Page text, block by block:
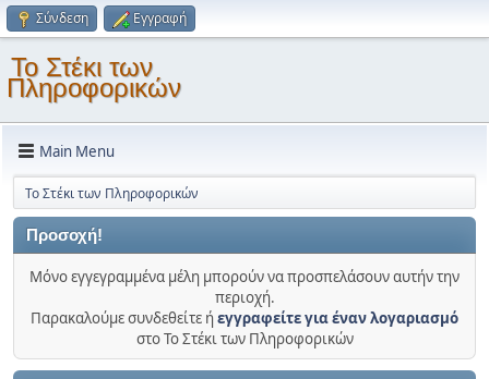
Σύνδεση Εγγραφή
Το Στέκι των
Πληροφορικών
Main Menu
Το Στέκι των Πληροφορικών
Προσοχή!
Μόνο εγγεγραμμένα μέλη μπορούν να προσπελάσουν αυτήν την
περιοχή.
Παρακαλούμε συνδεθείτε ήεγγραφείτε για έναν λογαριασμό
στο Το Στέκι των Πληροφορικών